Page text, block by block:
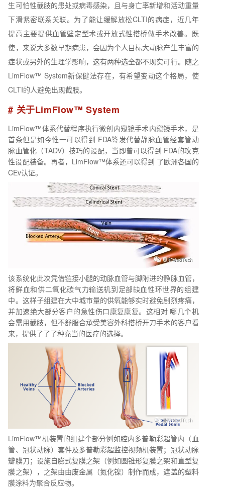
生可怕性截肢的患处或病毒感染，且与身亡率新增和活动重量
下滑紧密联系关联。为了能让缓解放松CLTI的病症，近几年
提高主要提供血管壁定型术或开放式性搭桥做手术改善。既
使，来说大多数早期病患，会因为个人目标大动脉产生丰富的
症状或另外的生理学影响，这有两种选全都不现实可行。随之
LimFlow™ System新保健法存在，有希望变动这个格局，使
CLTI的人避免出现截肢。
# 关于LimFlow™ System
LimFlow™体系代替程序执行微创内窥镜手术内窥镜手术，是
首条但是如今惟一可以得到 FDA签发代替静脉血管经套管动
脉血管化（TADV）技巧的设配，当即曾可以得到 FDA的攻克
性设配装备。再者，LimFlow™体系还可以得到 了欧洲各国的
CEv认证。
该系统化此次凭借链接小腿的动脉血管与脚附进的静脉血管，
将鲜血和供二氧化碳气力输送机到足部缺血性环世界的组建
中。这样子组建在大中城市量的供氧能够实时避免剧烈疼痛，
并加速绝大部分客户的急性伤口康复康复。这相对 哪几个机
会需用截肢，但不舒服合承受美容外科搭桥开刀手术的客户看
来，提供了了了种充当的医疗的选择。
LimFlow™机装置的组建个部分例如腔内多普勒彩超管内（血
管、冠状动脉）套件及多普勒彩超监控视频机装置；冠状动脉
瓣膜刀；设施自膨式复膜之架（例如圆锥形复膜之架和直型复
膜之架），之架由由废金属（氮化镍）制作而成，遮盖的塑料
膜涂料为聚合反应物。